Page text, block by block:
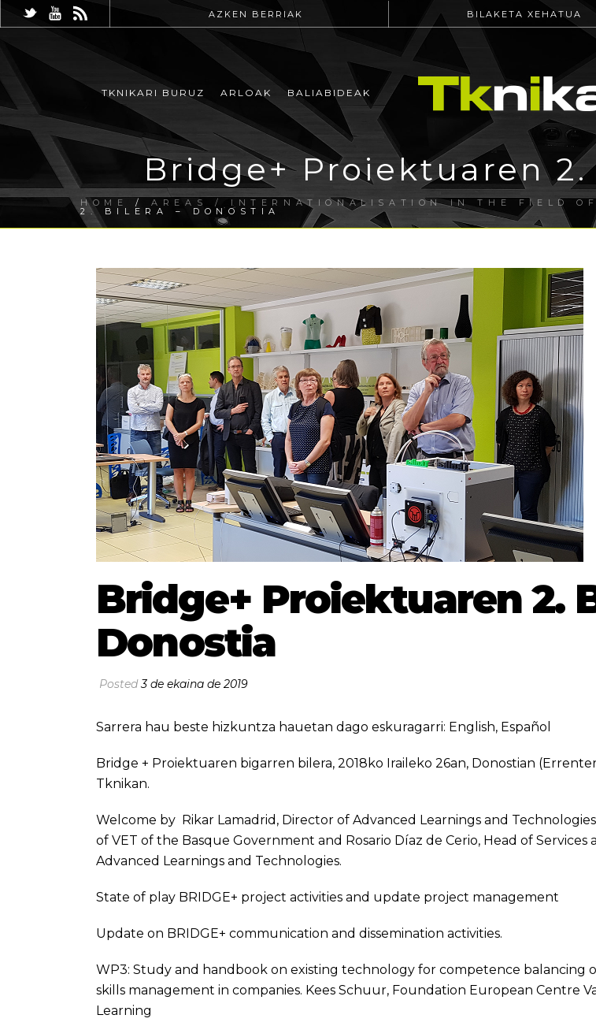
AZKEN BERRIAK BILAKETA XEHATUA
TKNIKARI BURUZ ARLOAK BALIABIDEAK
Bridge+ Proiektuaren
HOME /AREAS / INTERNATIONALISATION IN THE FIELD OF
2. BILERA – DONOSTIA
Bridge+ Proiektuaren 2.
Donostia
Posted3 de ekaina de 2019
Sarrera hau beste hizkuntza hauetan dago eskuragarri: English, Español
Bridge + Proiektuaren bigarren bilera, 2018ko Iraileko 26an, Donostian
Tknikan.
Welcome by Rikar Lamadrid, Director of Advanced Learnings and
of VET of the Basque Government and Rosario Díaz de Cerio, Head of
Advanced Learnings and Technologies.
State of play BRIDGE+ project activities and update project management
Update on BRIDGE+ communication and dissemination activities.
WP3: Study and handbook on existing technology for competence balancing
skills management in companies. Kees Schuur, Foundation European Centre
Learning